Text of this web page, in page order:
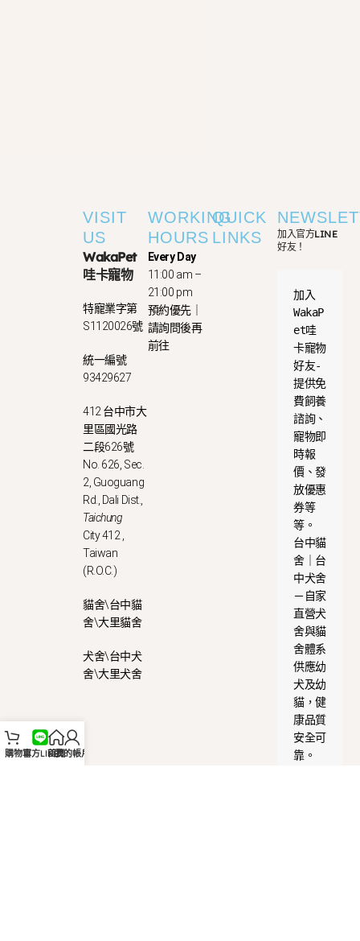
VISIT
US
WakaPet
哇卡寵物
特寵業字第
S1120026號
統一編號
93429627
412 台中市大
里區國光路
二段626號
No. 626, Sec.
2, Guoguang
Rd., Dali Dist.,
Taichung
City 412 ,
Taiwan
(R.O.C.)
貓舍\台中貓
舍\大里貓舍
犬舍\台中犬
舍\大里犬舍
WORKING
HOURS
Every Day
11:00 am –
21:00 pm
預約優先｜
請詢問後再
前往
QUICK
LINKS
加入官方LINE
好友！
加入
WakaP
et哇
卡寵物
好友-
提供免
費飼養
諮詢、
寵物即
時報
價、發
放優惠
券等
等。
台中貓
舍｜台
中犬舍
－自家
直營犬
舍與貓
舍體系
供應幼
犬及幼
貓，健
康品質
安全可
靠。
購物車官方LINE
首頁我的帳戶